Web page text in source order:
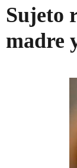
Sujeto
madre